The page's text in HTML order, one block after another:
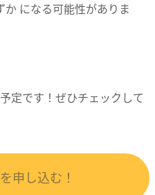
か になる可能性がありま
定です！ ぜひチェックして
申し込む！